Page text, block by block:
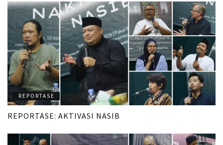
REPORTASE
REPORTASE: AKTIVASI NASIB